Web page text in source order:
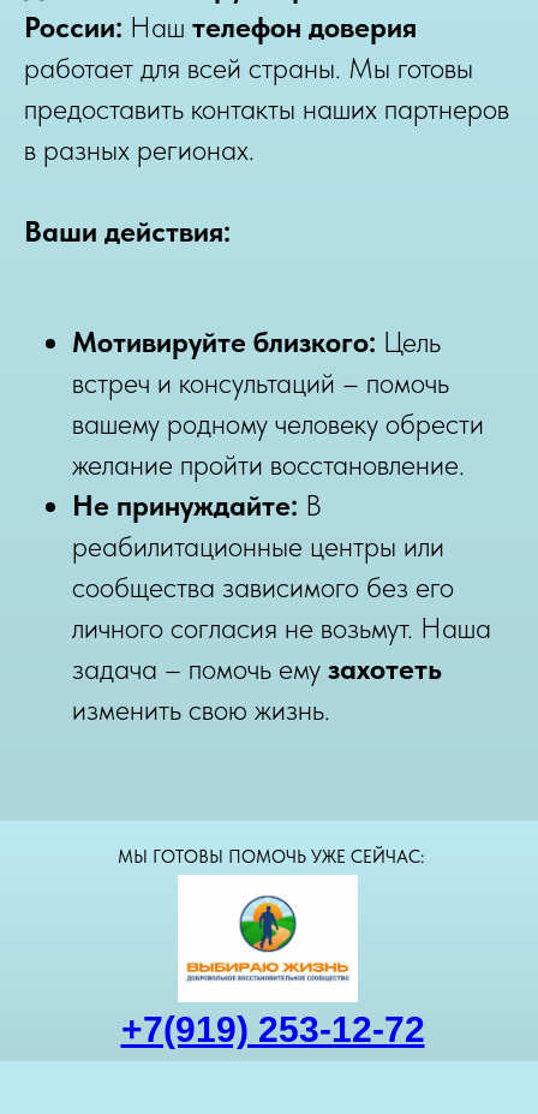
России: Наш телефон доверия
работает для всей страны. Мы готовы
предоставить контакты наших партнеров
в разных регионах.
Ваши действия:
Мотивируйте близкого: Цель
встреч и консультаций – помочь
вашему родному человеку обрести
желание пройти восстановление.
Не принуждайте: В
реабилитационные центры или
сообщества зависимого без его
личного согласия не возьмут. Наша
задача – помочь ему захотеть
изменить свою жизнь.
+7(919) 253-12-72
МЫ ГОТОВЫ ПОМОЧЬ УЖЕ СЕЙЧАС: